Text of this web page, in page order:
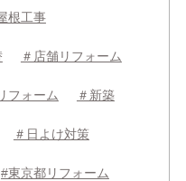
根工事
＃店舗リフォーム
フォーム ＃新築
＃日よけ対策
#東京都リフォーム